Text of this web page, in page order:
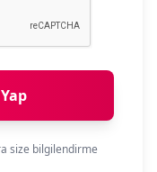
size bilgilendirme